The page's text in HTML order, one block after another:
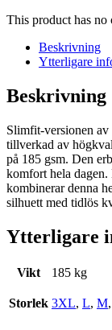
This product has
Beskrivning
Ytterligare
Beskrivning
Slimfit-versionen
tillverkad av
på 185 gsm. Den
komfort hela dagen.
kombinerar denna
silhuett med tidlös
Ytterligare
Vikt 185 kg
Storlek 3XL, L, M,